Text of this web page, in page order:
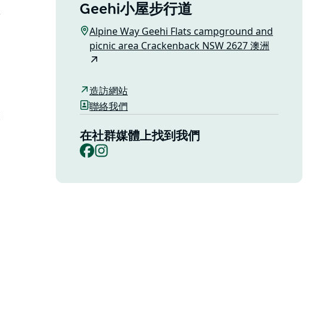
Geehi小屋步行道
Alpine Way Geehi Flats campground and
picnic area Crackenback NSW 2627 澳洲
造訪網站
聯絡我們
在社群媒體上找到我們
Facebook